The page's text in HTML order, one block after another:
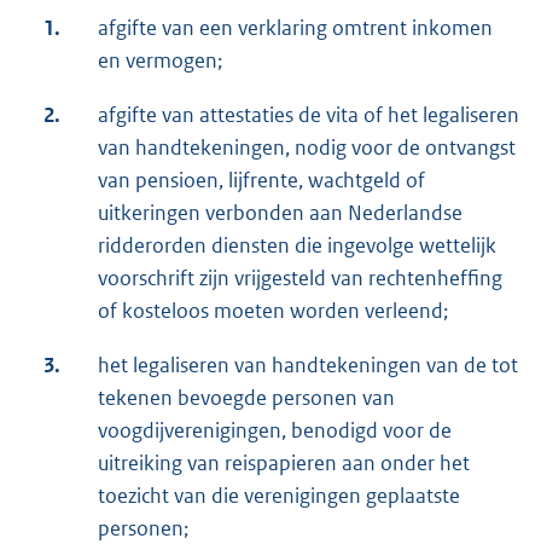
1.
afgifte van een verklaring omtrent inkomen
en vermogen;
2.
afgifte van attestaties de vita of het legaliseren
van handtekeningen, nodig voor de ontvangst
van pensioen, lijfrente, wachtgeld of
uitkeringen verbonden aan Nederlandse
ridderorden diensten die ingevolge wettelijk
voorschrift zijn vrijgesteld van rechtenheffing
of kosteloos moeten worden verleend;
3.
het legaliseren van handtekeningen van de tot
tekenen bevoegde personen van
voogdijverenigingen, benodigd voor de
uitreiking van reispapieren aan onder het
toezicht van die verenigingen geplaatste
personen;